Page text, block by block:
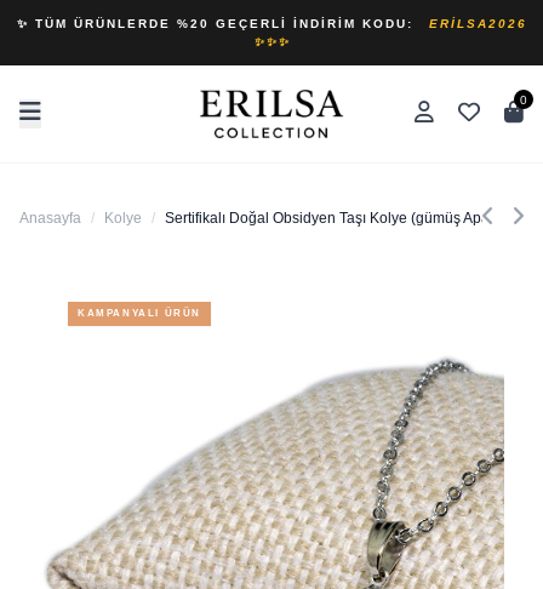
✨ TÜM ÜRÜNLERDE %20 GEÇERLI İNDIRIM KODU:
ERILSA2026
✨✨✨
0
Anasayfa / Kolye / Sertifikalı Doğal Obsidyen Taşı Kolye (gümüş Aparatlı)
KAMPANYALI ÜRÜN